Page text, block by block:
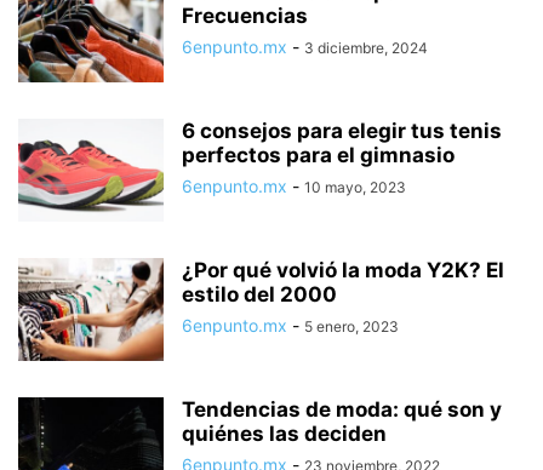
Frecuencias
6enpunto.mx - 3 diciembre, 2024
6 consejos para elegir tus tenis
perfectos para el gimnasio
6enpunto.mx - 10 mayo, 2023
¿Por qué volvió la moda Y2K? El
estilo del 2000
6enpunto.mx - 5 enero, 2023
Tendencias de moda: qué son y
quiénes las deciden
6enpunto.mx - 23 noviembre, 2022